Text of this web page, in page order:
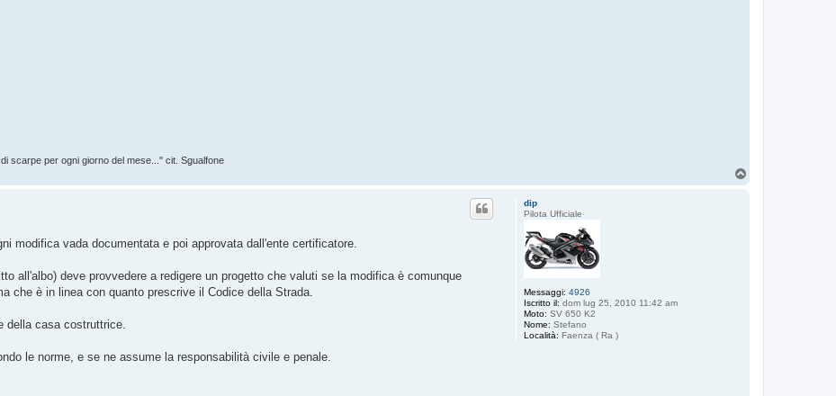
scarpe per ogni giorno del mese..." cit. Sgualfone
dip
Pilota Ufficiale
Messaggi: 4926
Iscritto il: dom lug 25, 2010 11:42 am
Moto: SV 650 K2
Nome: Stefano
Località: Faenza ( Ra )
modifica vada documentata e poi approvata dall'ente certificatore.
all'albo) deve provvedere a redigere un progetto che valuti se la modifica è comunque
che è in linea con quanto prescrive il Codice della Strada.
della casa costruttrice.
le norme, e se ne assume la responsabilità civile e penale.